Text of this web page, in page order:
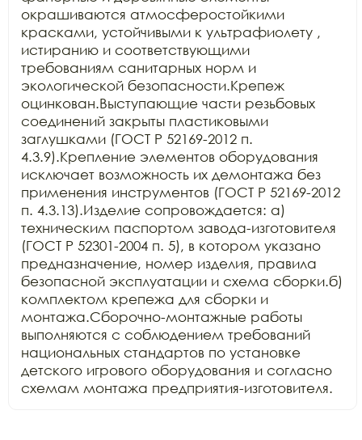
окрашиваются атмосферостойкими
красками, устойчивыми к ультрафиолету ,
истиранию и соответствующими
требованиям санитарных норм и
экологической безопасности.Крепеж
оцинкован.Выступающие части резьбовых
соединений закрыты пластиковыми
заглушками (ГОСТ Р 52169-2012 п.
4.3.9).Крепление элементов оборудования
исключает возможность их демонтажа без
применения инструментов (ГОСТ Р 52169-2012
п. 4.3.13).Изделие сопровождается: а)
техническим паспортом завода-изготовителя
(ГОСТ Р 52301-2004 п. 5), в котором указано
предназначение, номер изделия, правила
безопасной эксплуатации и схема сборки.б)
комплектом крепежа для сборки и
монтажа.Сборочно-монтажные работы
выполняются с соблюдением требований
национальных стандартов по установке
детского игрового оборудования и согласно
схемам монтажа предприятия-изготовителя.